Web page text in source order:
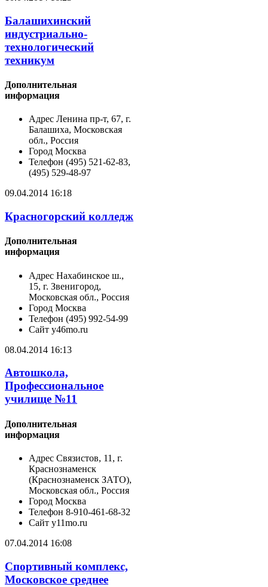
Балашихинский
индустриально-
технологический
техникум
Дополнительная
информация
Адрес Ленина пр-т, 67, г.
Балашиха, Московская
обл., Россия
Город Москва
Телефон (495) 521-62-83,
(495) 529-48-97
09.04.2014 16:18
Красногорский колледж
Дополнительная
информация
Адрес Нахабинское ш.,
15, г. Звенигород,
Московская обл., Россия
Город Москва
Телефон (495) 992-54-99
Сайт y46mo.ru
08.04.2014 16:13
Автошкола,
Профессиональное
училище №11
Дополнительная
информация
Адрес Связистов, 11, г.
Краснознаменск
(Краснознаменск ЗАТО),
Московская обл., Россия
Город Москва
Телефон 8-910-461-68-32
Сайт y11mo.ru
07.04.2014 16:08
Спортивный комплекс,
Московское среднее